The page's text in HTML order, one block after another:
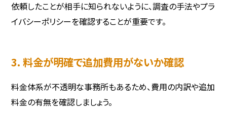
依頼したことが相手に知られないように、調査の手法やプラ
イバシーポリシーを確認することが重要です。
3. 料金が明確で追加費用がないか確認
料金体系が不透明な事務所もあるため、費用の内訳や追加
料金の有無を確認しましょう。